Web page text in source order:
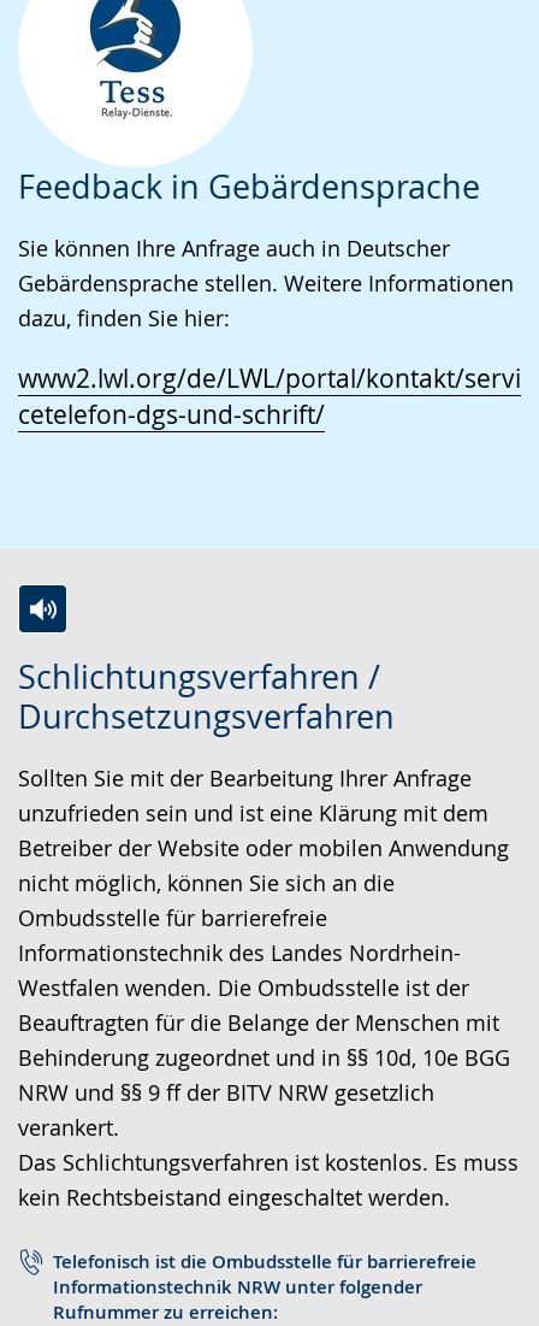
Feedback in Gebärdensprache
Sie können Ihre Anfrage auch in Deutscher
Gebärdensprache stellen. Weitere Informationen
dazu, finden Sie hier:
www2.lwl.org/de/LWL/portal/kontakt/servi
cetelefon-dgs-und-schrift/
Schlichtungsverfahren /
Durchsetzungsverfahren
Sollten Sie mit der Bearbeitung Ihrer Anfrage
unzufrieden sein und ist eine Klärung mit dem
Betreiber der Website oder mobilen Anwendung
nicht möglich, können Sie sich an die
Ombudsstelle für barrierefreie
Informationstechnik des Landes Nordrhein-
Westfalen wenden. Die Ombudsstelle ist der
Beauftragten für die Belange der Menschen mit
Behinderung zugeordnet und in §§ 10d, 10e BGG
NRW und §§ 9 ff der BITV NRW gesetzlich
verankert.
Das Schlichtungsverfahren ist kostenlos. Es muss
kein Rechtsbeistand eingeschaltet werden.
Telefonisch ist die Ombudsstelle für barrierefreie
Informationstechnik NRW unter folgender
Rufnummer zu erreichen:
u
r
e
i
c
h
t
e
n
S
p
r
a
c
h
e
w
k
v
i
e
r
e
A
u
d
i
o
-
U
n
t
e
i
n
i
d
e
o
i
n
D
e
u
t
s
c
h
e
r